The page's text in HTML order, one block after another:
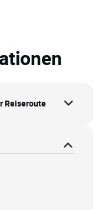
Reiseroute